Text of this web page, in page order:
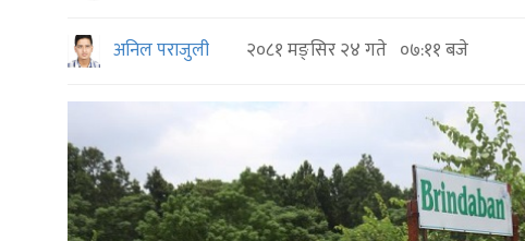
अनिल पराजुली २०८१ मङ्सिर २४ गते ०७:११ बजे